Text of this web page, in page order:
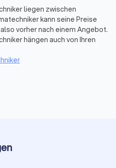
drinnen zu halten.
liegen zwischen
kann seine Preise
vorher nach einem Angebot.
hängen auch von Ihren